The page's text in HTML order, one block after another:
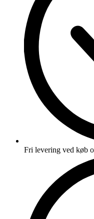
Fri levering ved køb